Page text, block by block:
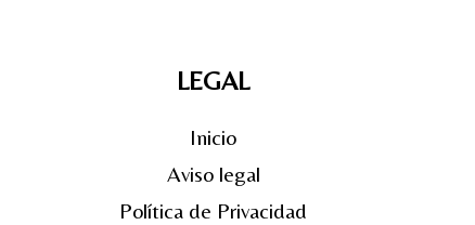
LEGAL
Inicio
Aviso legal
Política de Privacidad